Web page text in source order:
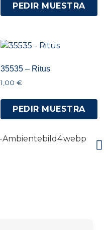
PEDIR MUESTRA
35535 – Ritus
1,00 €
PEDIR MUESTRA